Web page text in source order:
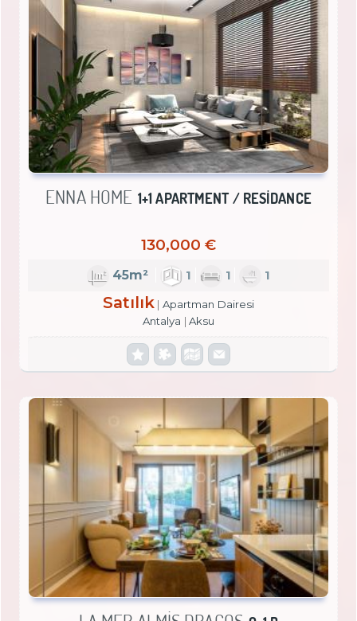
ENNA HOME 1+1 APARTMENT / RESİDANCE
130,000 €
45m² 1 1 1
Satılık
Apartman Dairesi
Antalya
Aksu